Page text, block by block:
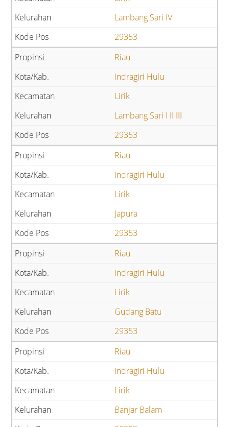
Lambang Sari IV
29353
Riau
Indragiri Hulu
Lirik
Lambang Sari I II III
29353
Riau
Indragiri Hulu
Lirik
Japura
29353
Riau
Indragiri Hulu
Lirik
Gudang Batu
29353
Riau
Indragiri Hulu
Lirik
Banjar Balam